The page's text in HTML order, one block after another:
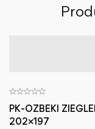
PK-OZBEKI
202×197